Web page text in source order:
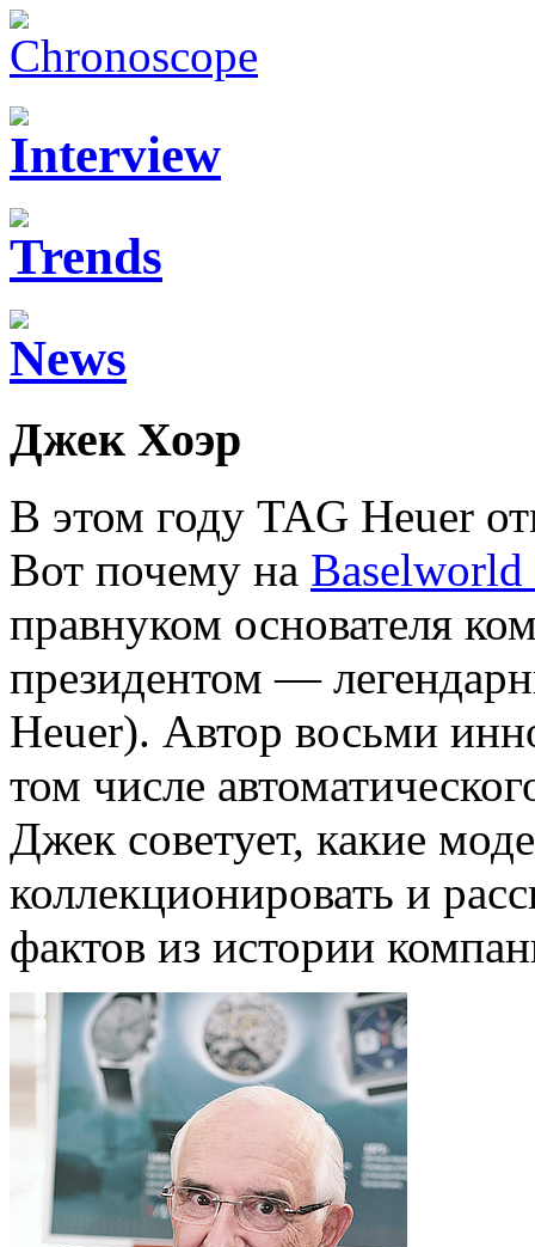
Джек Хоэр
В этом году TAG Heuer
Вот почему на Baselworld
правнуком основателя
президентом —
Heuer). Автор восьми
том числе
Джек советует, какие
коллекционировать и
фактов из истории